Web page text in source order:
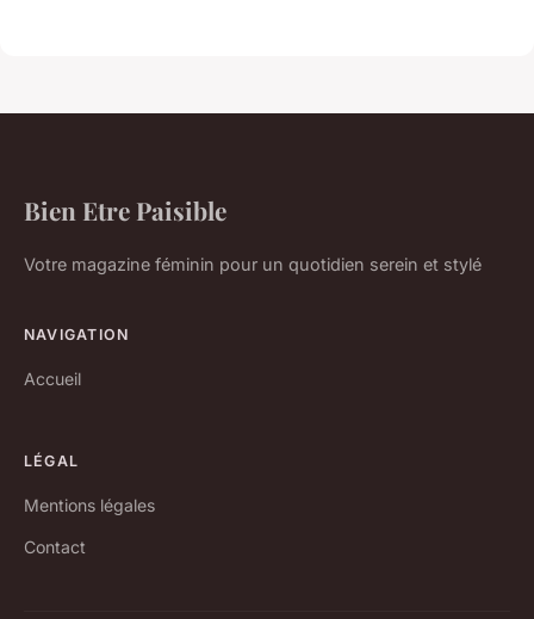
Bien Etre Paisible
Votre magazine féminin pour un quotidien serein et stylé
NAVIGATION
Accueil
LÉGAL
Mentions légales
Contact